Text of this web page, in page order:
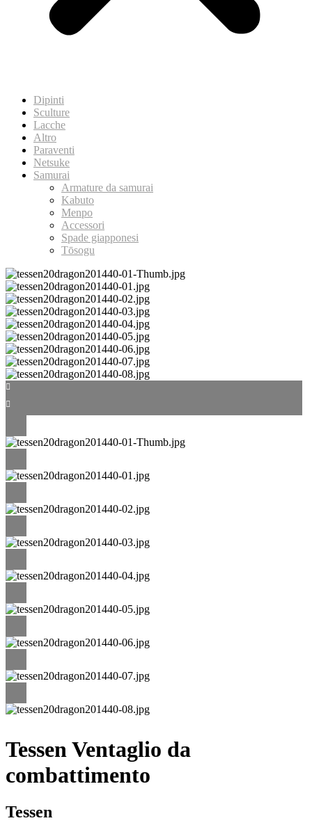
Dipinti
Sculture
Lacche
Altro
Paraventi
Netsuke
Samurai
Armature da samurai
Kabuto
Menpo
Accessori
Spade giapponesi
Tōsogu
Tessen Ventaglio da
combattimento
Tessen